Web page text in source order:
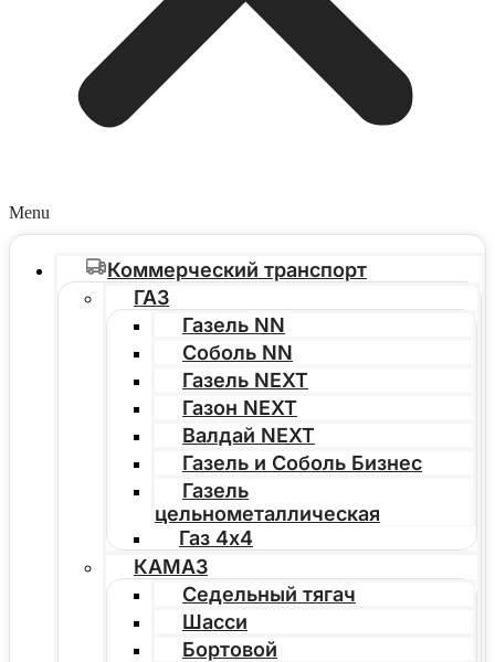
Menu
Коммерческий транспорт
ГАЗ
Газель NN
Соболь NN
Газель NEXT
Газон NEXT
Валдай NEXT
Газель и Соболь Бизнес
Газель
цельнометаллическая
Газ 4х4
КАМАЗ
Седельный тягач
Шасси
Бортовой